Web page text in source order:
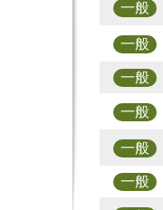
一般
一般
一般
一般
一般
一般